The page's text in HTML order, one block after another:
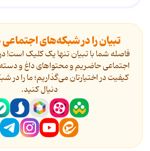
تبیان را در شبکه‌های اجتماعی
فاصله شما با تبیان تنها یک کلیک
اجتماعی حاضریم و محتواهای داغ و دسته
کیفیت در اختیارتان می‌گذاریم؛ ما را در
دنیال کنید.